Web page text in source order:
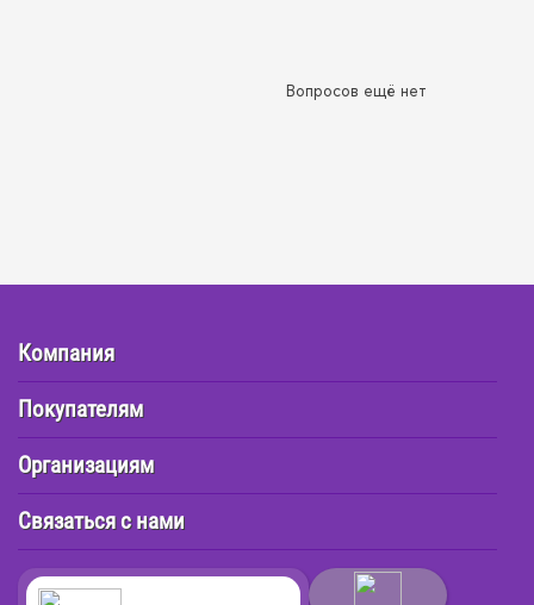
Вопросов ещё нет
Компания
Покупателям
Организациям
Связаться с нами